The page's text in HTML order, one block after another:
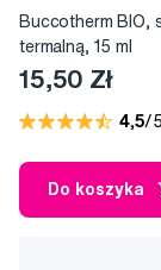
Buccotherm BIO,
termalną, 15 ml
15,50 Zł
4,5/5
Do koszyka